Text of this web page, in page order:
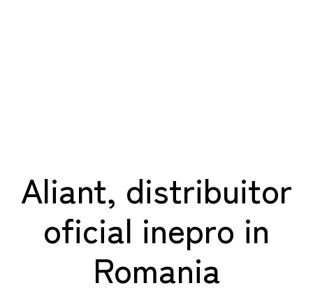
Aliant, distribuitor
oficial inepro in
Romania